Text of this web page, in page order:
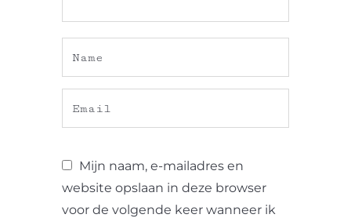
Mijn naam, e-mailadres en
website opslaan in deze browser
voor de volgende keer wanneer ik